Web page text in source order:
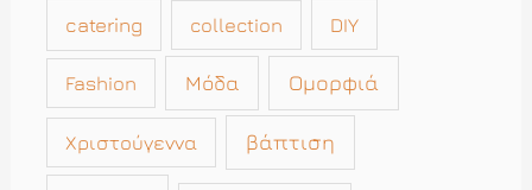
catering collection DIY
Fashion Μόδα Ομορφιά
Χριστούγεννα βάπτιση